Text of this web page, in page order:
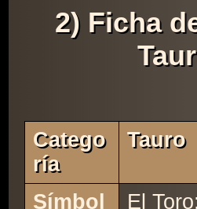
2) Ficha
Catego
Ría
Tauro
Símbol
El